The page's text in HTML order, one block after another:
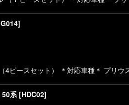
]
ースセット） ＊対応車種＊ プリウ
50系 [HDC02]